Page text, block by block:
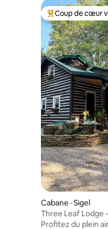
Coup de cœur
Coup de cœur
Cabane · Sigel
Three Leaf Lodge
et de Clear Creek
Profitez du plein